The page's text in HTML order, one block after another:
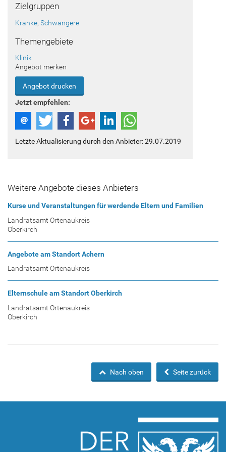
Zielgruppen
Kranke, Schwangere
Themengebiete
Klinik
Angebot merken
Angebot drucken
Jetzt empfehlen:
Letzte Aktualisierung durch den Anbieter: 29.07.2019
Weitere Angebote dieses Anbieters
Kurse und Veranstaltungen für werdende Eltern und Familien
Landratsamt Ortenaukreis
Oberkirch
Angebote am Standort Achern
Landratsamt Ortenaukreis
Elternschule am Standort Oberkirch
Landratsamt Ortenaukreis
Oberkirch
Seite zurück
Nach oben